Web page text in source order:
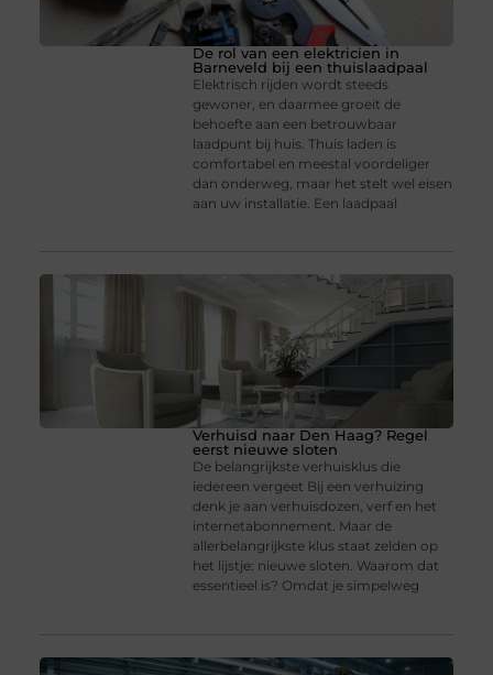
De rol van een elektricien in
Barneveld bij een thuislaadpaal
Elektrisch rijden wordt steeds
gewoner, en daarmee groeit de
behoefte aan een betrouwbaar
laadpunt bij huis. Thuis laden is
comfortabel en meestal voordeliger
dan onderweg, maar het stelt wel eisen
aan uw installatie. Een laadpaal
Verhuisd naar Den Haag? Regel
eerst nieuwe sloten
De belangrijkste verhuisklus die
iedereen vergeet Bij een verhuizing
denk je aan verhuisdozen, verf en het
internetabonnement. Maar de
allerbelangrijkste klus staat zelden op
het lijstje: nieuwe sloten. Waarom dat
essentieel is? Omdat je simpelweg